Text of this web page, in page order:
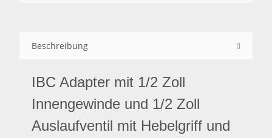
Beschreibung
IBC Adapter mit 1/2 Zoll
Innengewinde und 1/2 Zoll
Auslaufventil mit Hebelgriff und